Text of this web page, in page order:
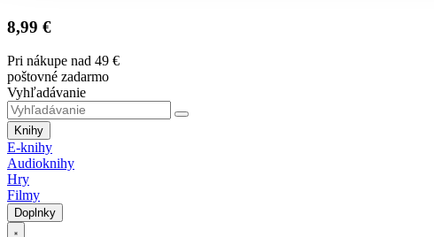
8,99 €
Pri nákupe nad 49 €
poštovné zadarmo
Vyhľadávanie
Knihy
E-knihy
Audioknihy
Hry
Filmy
Doplnky